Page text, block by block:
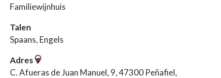
Familiewijnhuis
Talen
Spaans, Engels
Adres
C. Afueras de Juan Manuel, 9, 47300 Peñafiel,